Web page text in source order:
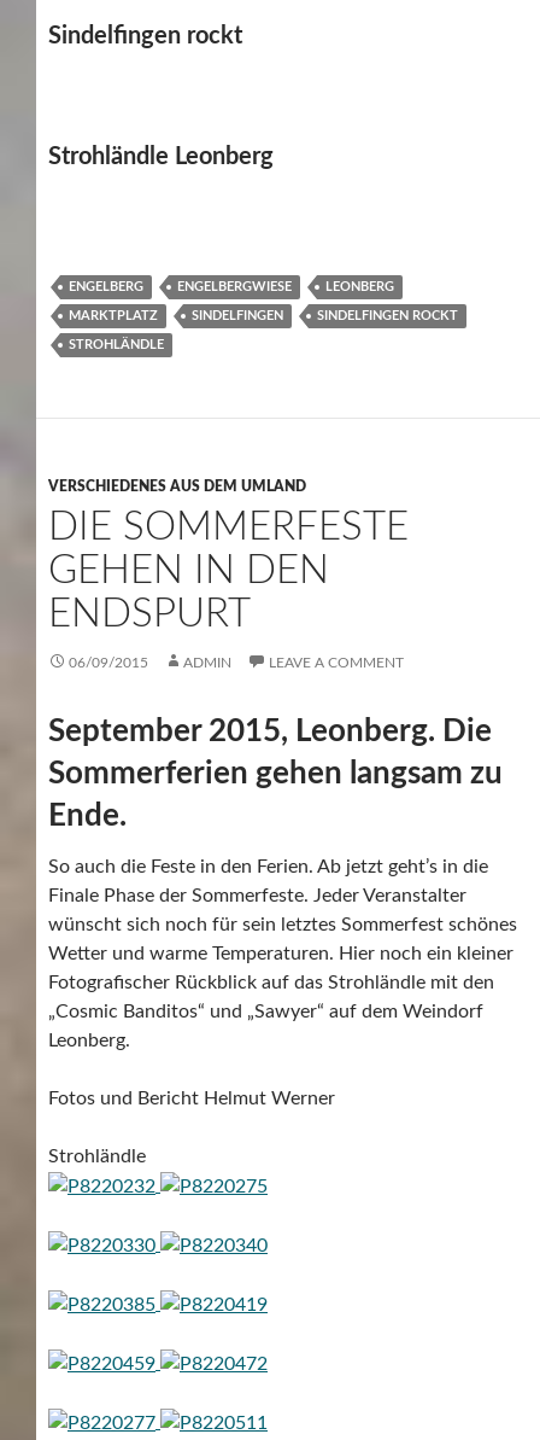
Sindelfingen rockt
Strohländle Leonberg
ENGELBERG ENGELBERGWIESE LEONBERG
MARKTPLATZ SINDELFINGEN SINDELFINGEN ROCKT
STROHLÄNDLE
VERSCHIEDENES AUS DEM UMLAND
DIE SOMMERFESTE
GEHEN IN DEN
ENDSPURT
06/09/2015 ADMIN LEAVE A COMMENT
September 2015, Leonberg. Die
Sommerferien gehen langsam zu
Ende.
So auch die Feste in den Ferien. Ab jetzt geht’s in die
Finale Phase der Sommerfeste. Jeder Veranstalter
wünscht sich noch für sein letztes Sommerfest schönes
Wetter und warme Temperaturen. Hier noch ein kleiner
Fotografischer Rückblick auf das Strohländle mit den
„Cosmic Banditos“ und „Sawyer“ auf dem Weindorf
Leonberg.
Fotos und Bericht Helmut Werner
Strohländle